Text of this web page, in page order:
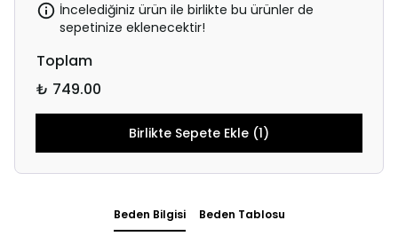
İncelediğiniz ürün ile birlikte bu ürünler de
sepetinize eklenecektir!
Toplam
₺ 749.00
Birlikte Sepete Ekle (1)
Beden Bilgisi Beden Tablosu